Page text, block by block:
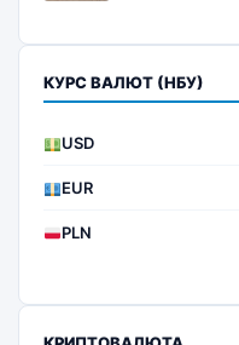
КУРС ВАЛЮТ (НБУ)
USD
EUR
PLN